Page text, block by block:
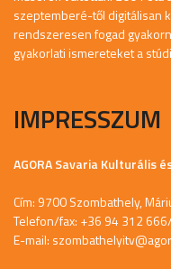
szeptemberé-től digitálisan
rendszeresen fogad
gyakorlati ismereteket a
IMPRESSZUM
AGORA Savaria Kulturális
Cím: 9700 Szombathely,
Telefon/fax: +36 94 312
E-mail: